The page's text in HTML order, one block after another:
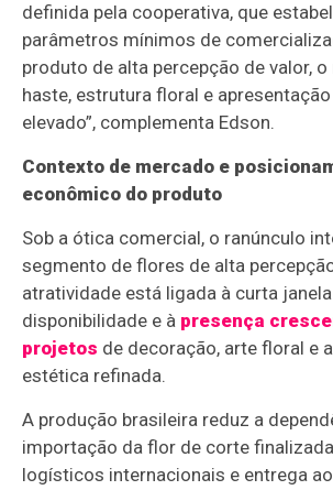
definida pela cooperativa, que
parâmetros mínimos de
produto de alta percepção de valor,
haste, estrutura floral e
elevado”, complementa Edson.
Contexto de mercado e
econômico do produto
Sob a ótica comercial, o ranúnculo
segmento de flores de alta
atratividade está ligada à curta
disponibilidade e à presença
projetos de decoração, arte floral e
estética refinada.
A produção brasileira reduz a
importação da flor de corte
logísticos internacionais e entrega